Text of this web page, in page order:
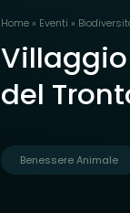
Home » Eventi »
Villaggio
del
Benessere Animale